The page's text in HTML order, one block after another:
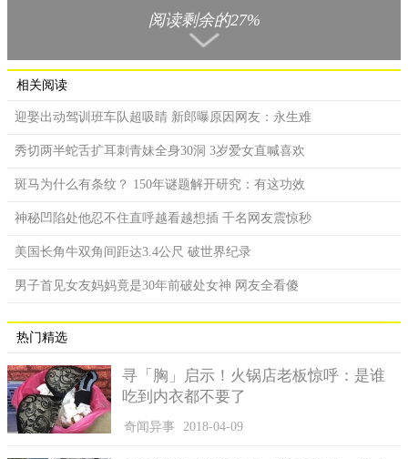
小贴纸，度过这恐怖的一晚，她坦言真的很想杀了老公！而贴文
阅读剩余的27%
相关阅读
迎娶出动驾训班车队超吸睛 新郎曝原因网友：永生难
秀切两半蛇舌扩耳刺青妹全身30洞 3岁爱女直喊喜欢
斑马为什么有条纹？ 150年谜题解开研究：有这功效
神秘凹陷处他忍不住直呼越看越想插 千名网友震惊秒
美国长角牛双角间距达3.4公尺 破世界纪录
男子首见女友妈妈竟是30年前破处女神 网友全看傻
热门精选
寻「胸」启示！火锅店老板惊呼：是谁
吃到内衣都不要了
奇闻异事 2018-04-09